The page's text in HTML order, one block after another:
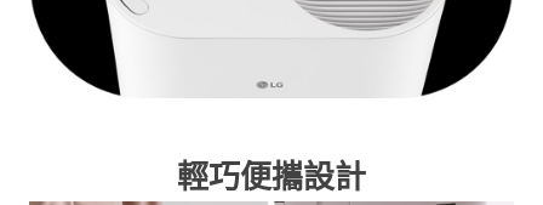
輕巧便攜設計